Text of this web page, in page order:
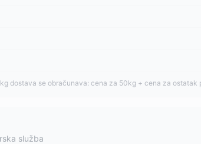
dostava se obračunava: cena za 50kg + cena za ostatak
služba